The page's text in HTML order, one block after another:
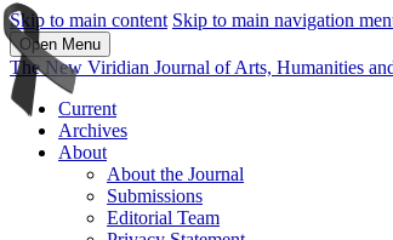
Skip to main content Skip to main navigation
Open Menu
The New Viridian Journal of Arts, Humanities
Current
Archives
About
About the Journal
Submissions
Editorial Team